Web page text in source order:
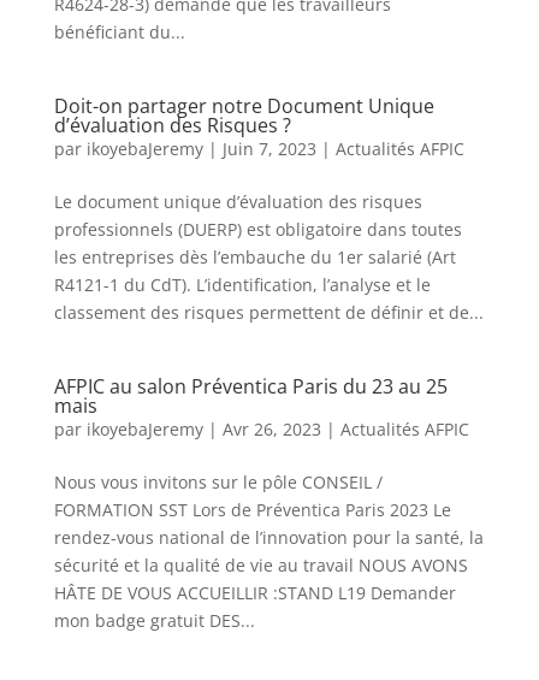
bénéficiant du...
Doit-on partager notre Document Unique
d’évaluation des Risques ?
par ikoyebaJeremy| Juin 7, 2023 | Actualités AFPIC
Le document unique d’évaluation des risques
professionnels (DUERP) est obligatoire dans toutes
les entreprises dès l’embauche du 1er salarié (Art
R4121-1 du CdT). L’identification, l’analyse et le
classement des risques permettent de définir et de...
AFPIC au salon Préventica Paris du 23 au 25
mais
par ikoyebaJeremy| Avr 26, 2023 | Actualités AFPIC
Nous vous invitons sur le pôle CONSEIL /
FORMATION SST Lors de Préventica Paris 2023 Le
rendez-vous national de l’innovation pour la santé, la
sécurité et la qualité de vie au travail NOUS AVONS
HÂTE DE VOUS ACCUEILLIR :STAND L19 Demander
mon badge gratuit DES...